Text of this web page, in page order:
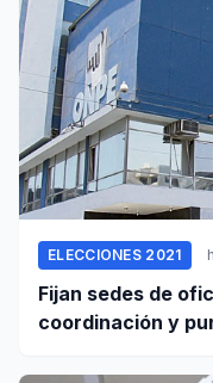
ELECCIONES 2021
Fijan sedes de
coordinación y